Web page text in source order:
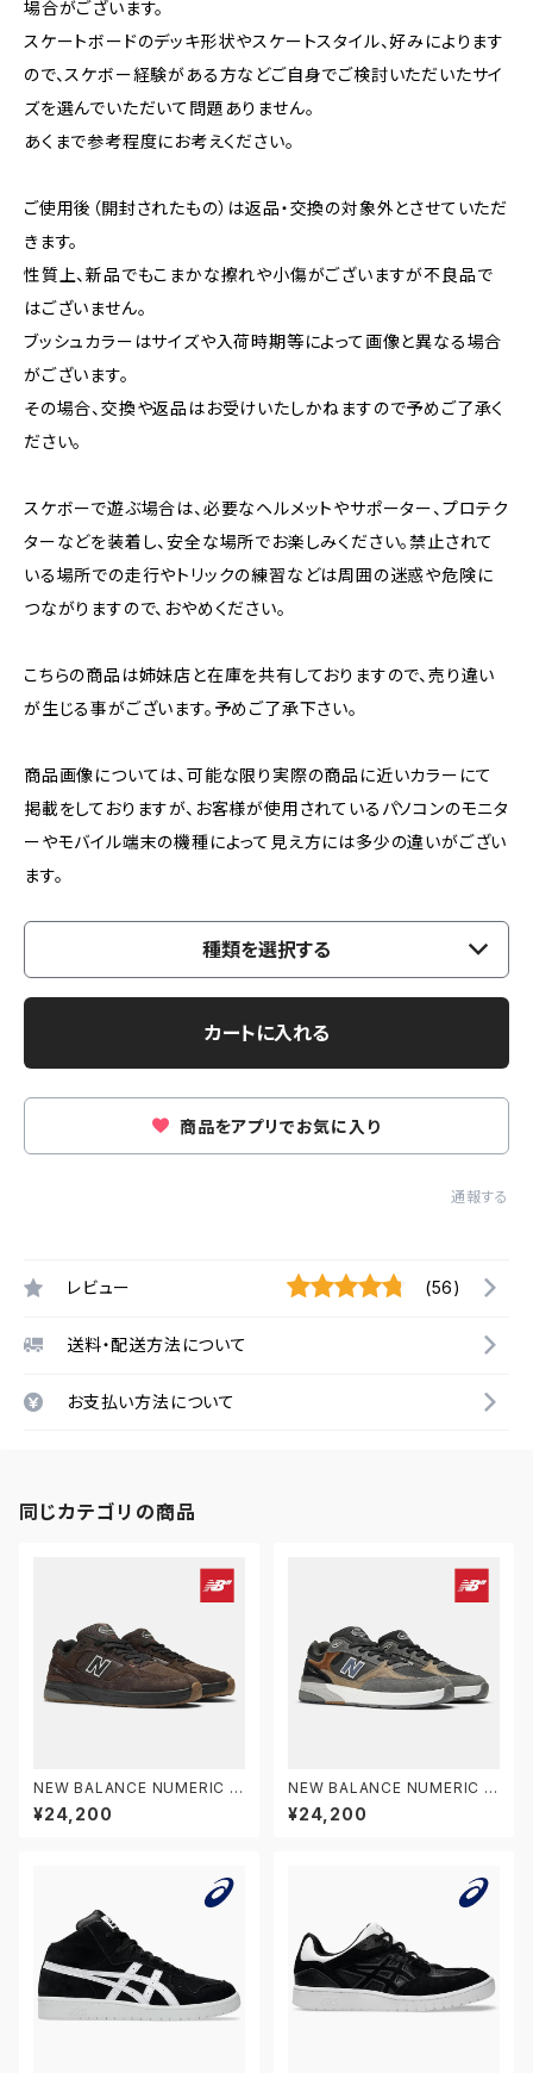
場合がございます。
スケートボードのデッキ形状やスケートスタイル、好みによります
ので、スケボー経験がある方などご自身でご検討いただいたサイ
ズを選んでいただいて問題ありません。
あくまで参考程度にお考えください。
ご使用後（開封されたもの）は返品・交換の対象外とさせていただ
きます。
性質上、新品でもこまかな擦れや小傷がございますが不良品で
はございません。
ブッシュカラーはサイズや入荷時期等によって画像と異なる場合
がございます。
その場合、交換や返品はお受けいたしかねますので予めご了承く
ださい。
スケボーで遊ぶ場合は、必要なヘルメットやサポーター、プロテク
ターなどを装着し、安全な場所でお楽しみください。禁止されて
いる場所での走行やトリックの練習などは周囲の迷惑や危険に
つながりますので、おやめください。
こちらの商品は姉妹店と在庫を共有しておりますので、売り違い
が生じる事がございます。予めご了承下さい。
商品画像については、可能な限り実際の商品に近いカラーにて
掲載をしておりますが、お客様が使用されているパソコンのモニタ
ーやモバイル端末の機種によって見え方には多少の違いがござい
ます。
種類を選択する
カートに入れる
商品をアプリでお気に入り
通報する
レビュー (56)
送料・配送方法について
お支払い方法について
同じカテゴリの商品
NEW BALANCE NUMERIC ニ
ューバランス ヌメリック アンドリ
ュー・レイノルズ 933 NM933
¥24,200
NEW BALANCE NUMERIC ニ
ューバランス ヌメリック アンドリ
ュー・レイノルズ 933 NM933
¥24,200